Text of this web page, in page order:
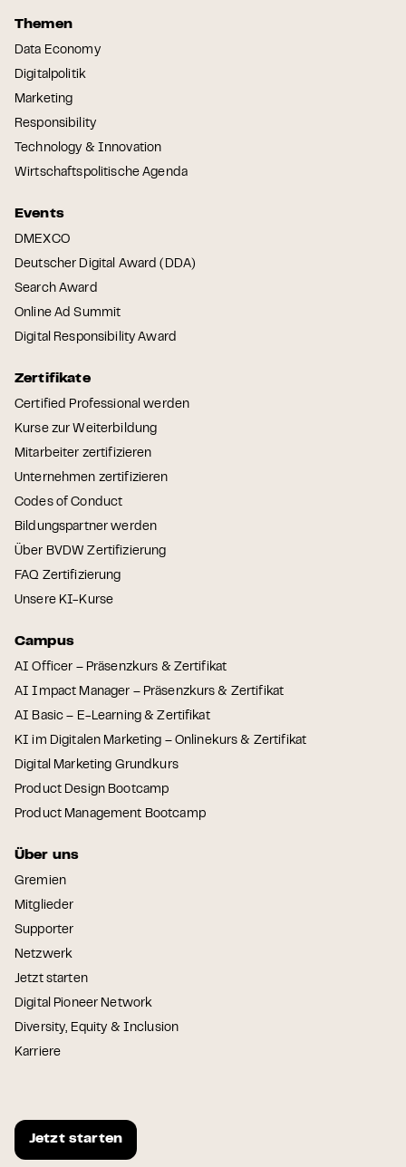
Themen
Data Economy
Digitalpolitik
Marketing
Responsibility
Technology & Innovation
Wirtschaftspolitische Agenda
Events
DMEXCO
Deutscher Digital Award (DDA)
Search Award
Online Ad Summit
Digital Responsibility Award
Zertifikate
Certified Professional werden
Kurse zur Weiterbildung
Mitarbeiter zertifizieren
Unternehmen zertifizieren
Codes of Conduct
Bildungspartner werden
Über BVDW Zertifizierung
FAQ Zertifizierung
Unsere KI-Kurse
Campus
AI Officer – Präsenzkurs & Zertifikat
AI Impact Manager – Präsenzkurs & Zertifikat
AI Basic – E-Learning & Zertifikat
KI im Digitalen Marketing – Onlinekurs & Zertifikat
Digital Marketing Grundkurs
Product Design Bootcamp
Product Management Bootcamp
Über uns
Gremien
Mitglieder
Supporter
Netzwerk
Jetzt starten
Digital Pioneer Network
Diversity, Equity & Inclusion
Karriere
Jetzt starten